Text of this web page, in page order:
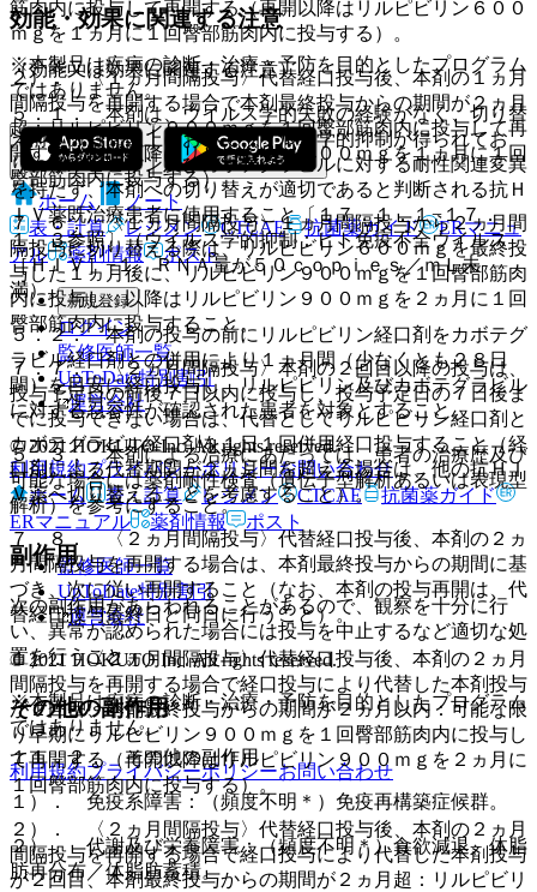
効能・効果に関連する注意
（効能又は効果に関連する注意）
５．１． 本剤は、ウイルス学的失敗の経験がなく、切り替
え前６ヵ月間以上においてウイルス学的抑制が得られてお
り、リルピビリン及びカボテグラビルに対する耐性関連変異
を持たず、本剤への切り替えが適切であると判断される抗Ｈ
ＩＶ薬既治療患者に使用すること〔１７．１．１−１７．
１．３参照〕（ウイルス学的抑制：ヒト免疫不全ウイルス
［ＨＩＶ］−１ ＲＮＡ量が５０ｃｏｐｉｅｓ／ｍＬ未
満）。
５．２． 本剤の投与の前にリルピビリン経口剤をカボテグ
ラビル経口剤との併用により１ヵ月間（少なくとも２８日
間）を目安に経口投与し、リルピビリン及びカボテグラビル
に対する忍容性が確認された患者を対象とすること。
５．３． 本剤による治療にあたっては、患者の治療歴及び
可能な場合には薬剤耐性検査（遺伝子型解析あるいは表現型
解析）を参考にすること。
副作用
次の副作用があらわれることがあるので、観察を十分に行
い、異常が認められた場合には投与を中止するなど適切な処
置を行うこと。
その他の副作用
１１．２． その他の副作用
１）． 免疫系障害：（頻度不明＊）免疫再構築症候群。
２）． 代謝及び栄養障害：（頻度不明＊）食欲減退、体脂
肪再分布／体脂肪蓄積。
筋肉内に投与して再開する（再開以降はリルピビリン６００
ｍｇを１ヵ月に１回臀部筋肉内に投与する）。
２）． 〈１ヵ月間隔投与〉代替経口投与後、本剤の１ヵ月
間隔投与を再開する場合で本剤最終投与からの期間が２ヵ月
超：リルピビリン９００ｍｇを１回臀部筋肉内に投与して再
開する（再開以降はリルピビリン６００ｍｇを１ヵ月に１回
臀部筋肉内に投与する）。
７．６． 〈１ヵ月間隔投与〉１ヵ月間隔投与から２ヵ月間
隔投与に切り替える際は、リルピビリン６００ｍｇを最終投
与した１ヵ月後に、リルピビリン９００ｍｇを１回臀部筋肉
内に投与し、以降はリルピビリン９００ｍｇを２ヵ月に１回
臀部筋肉内に投与すること。
７．７． 〈２ヵ月間隔投与〉本剤の２回目以降の投与は、
投与予定日の前後７日以内に投与し、投与予定日の７日後ま
でに投与できない場合は、代替としてリルピビリン経口剤と
カボテグラビル経口剤を１日１回併用経口投与すること（経
口剤による代替期間が２ヵ月間を超える場合は、他の抗ＨＩ
Ｖ薬へ切り替えることを考慮すること）。
７．８． 〈２ヵ月間隔投与〉代替経口投与後、本剤の２ヵ
月間隔投与を再開する場合は、本剤最終投与からの期間に基
づき、次に従い再開すること（なお、本剤の投与再開は、代
替経口投与最終日と同日に行うこと）。
１）． 〈２ヵ月間隔投与〉代替経口投与後、本剤の２ヵ月
間隔投与を再開する場合で経口投与により代替した本剤投与
が２回目、本剤最終投与からの期間が２ヵ月以内：可能な限
り早期にリルピビリン９００ｍｇを１回臀部筋肉内に投与し
て再開する（再開以降はリルピビリン９００ｍｇを２ヵ月に
１回臀部筋肉内に投与する）。
２）． 〈２ヵ月間隔投与〉代替経口投与後、本剤の２ヵ月
間隔投与を再開する場合で経口投与により代替した本剤投与
が２回目、本剤最終投与からの期間が２ヵ月超：リルピビリ
※本製品は疾病の診断・治療・予防を目的としたプログラム
ではありません。
ホーム
ノート
表・計算
レジメン CTCAE 抗菌薬ガイド
ERマニュ
アル
薬剤情報 ポスト
新規登録
ログイン
監修医師一覧
UpToDate特別割引
運営会社
© 2021 HOKUTO Inc. All rights reserved.
利用規約プライバシーポリシーお問い合わせ
ホーム
表・計算 レジメン CTCAE
抗菌薬ガイド
ERマニュアル
薬剤情報 ポスト
監修医師一覧
UpToDate特別割引
運営会社
© 2021 HOKUTO Inc. All rights reserved.
※本製品は疾病の診断・治療・予防を目的としたプログラム
ではありません。
利用規約プライバシーポリシーお問い合わせ